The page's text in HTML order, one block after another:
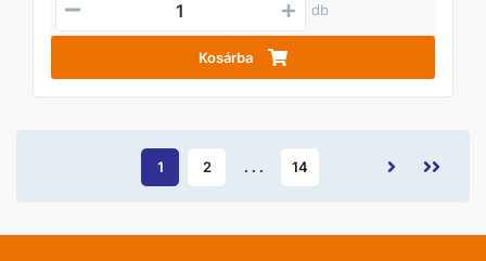
db
Kosárba
1 2 . . . 14